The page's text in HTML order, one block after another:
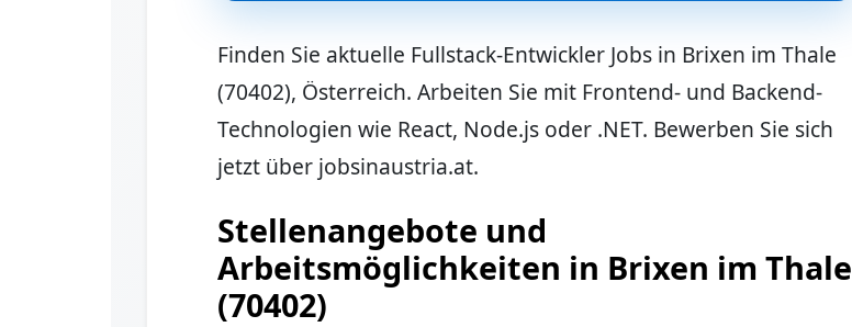
Finden Sie aktuelle Fullstack-Entwickler Jobs in Brixen im Thale
(70402), Österreich. Arbeiten Sie mit Frontend- und Backend-
Technologien wie React, Node.js oder .NET. Bewerben Sie sich
jetzt über jobsinaustria.at.
Stellenangebote und
Arbeitsmöglichkeiten in Brixen im Thale
(70402)